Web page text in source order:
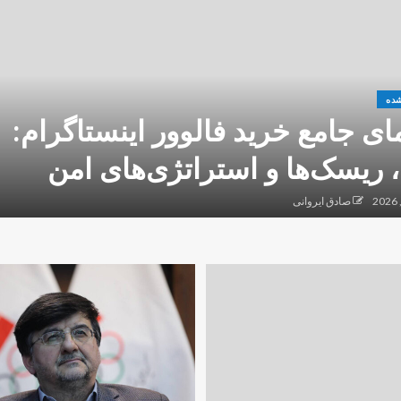
جامع خرید فالوور اینستاگرام:
ریسک‌ها و استراتژی‌های امن
صادق ایروانی